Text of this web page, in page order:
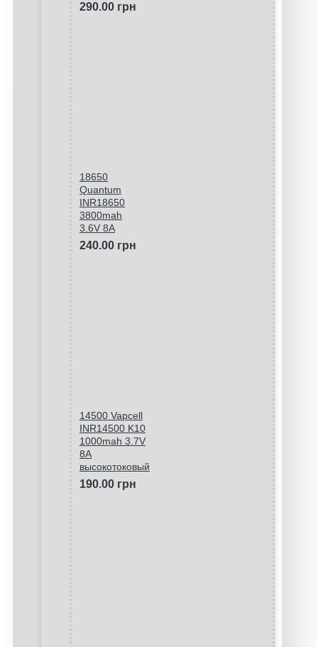
290.00 грн
18650
Quantum
INR18650
3800mah
3.6V 8A
240.00 грн
14500 Vapcell
INR14500 K10
1000mah 3.7V
8A
высокотоковый
190.00 грн